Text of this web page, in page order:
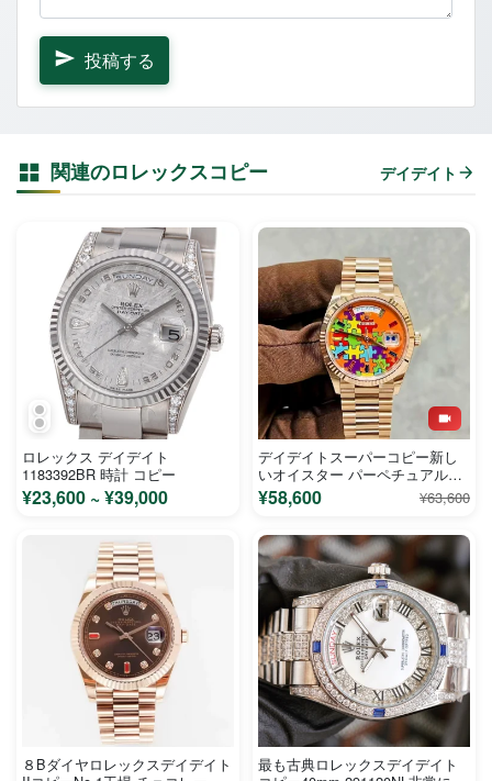
投稿する
関連のロレックスコピー デイデイト
ロレックス デイデイト
1183392BR 時計 コピー
¥23,600 ~ ¥39,000
デイデイトスーパーコピー新し
いオイスター パーペチュアルジ
グソーパズルボード 128238MA
¥58,600 ¥63,600
８Bダイヤロレックスデイデイト
最も古典ロレックスデイデイト